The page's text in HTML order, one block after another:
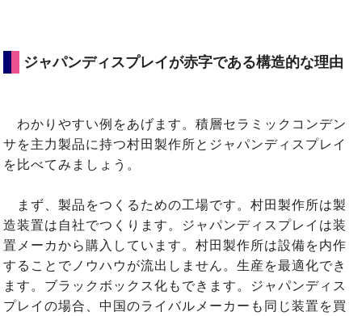
ジャパンディスプレイが赤字である構造的な理由
わかりやすい例をあげます。積層セラミックコンデン
サを主力製品に持つ村田製作所とジャパンディスプレイ
を比べてみましょう。
まず、製品をつくるための工場です。村田製作所は製
造装置は自社でつくります。ジャパンディスプレイは装
置メーカから購入しています。村田製作所は設備を内作
することでノウハウが流出しません。生産を最適化でき
ます。ブラックボックス化もできます。ジャパンディス
プレイの場合、中国のライバルメーカーも同じ装置を買